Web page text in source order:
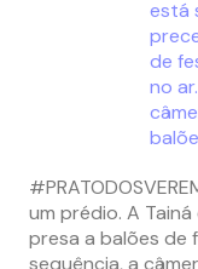
um prédio. A
presa a balões de
sequência, a